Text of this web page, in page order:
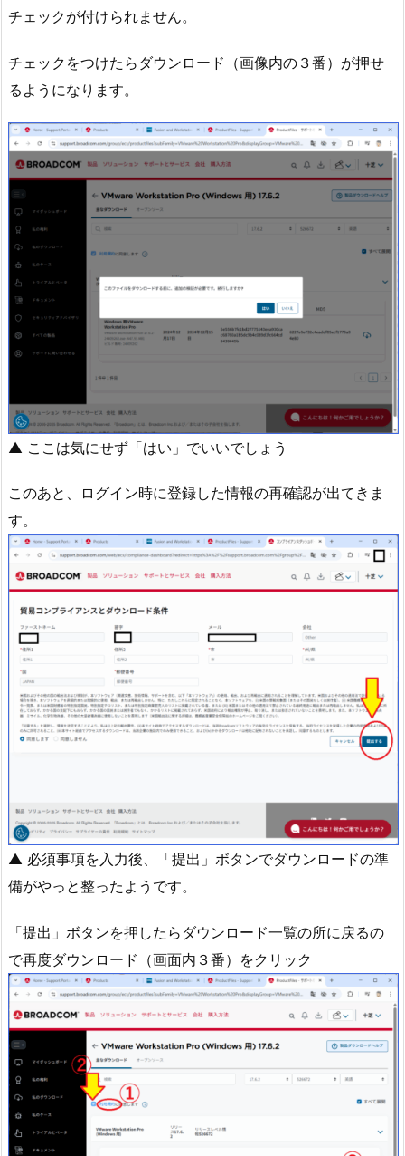
チェックが付けられません。
チェックをつけたらダウンロード（画像内の３番）が押せ
るようになります。
▲ ここは気にせず「はい」でいいでしょう
このあと、ログイン時に登録した情報の再確認が出てきま
す。
▲ 必須事項を入力後、「提出」ボタンでダウンロードの準
備がやっと整ったようです。
「提出」ボタンを押したらダウンロード一覧の所に戻るの
で再度ダウンロード（画面内３番）をクリック